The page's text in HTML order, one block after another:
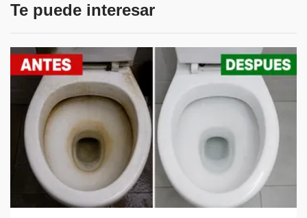
Te puede interesar